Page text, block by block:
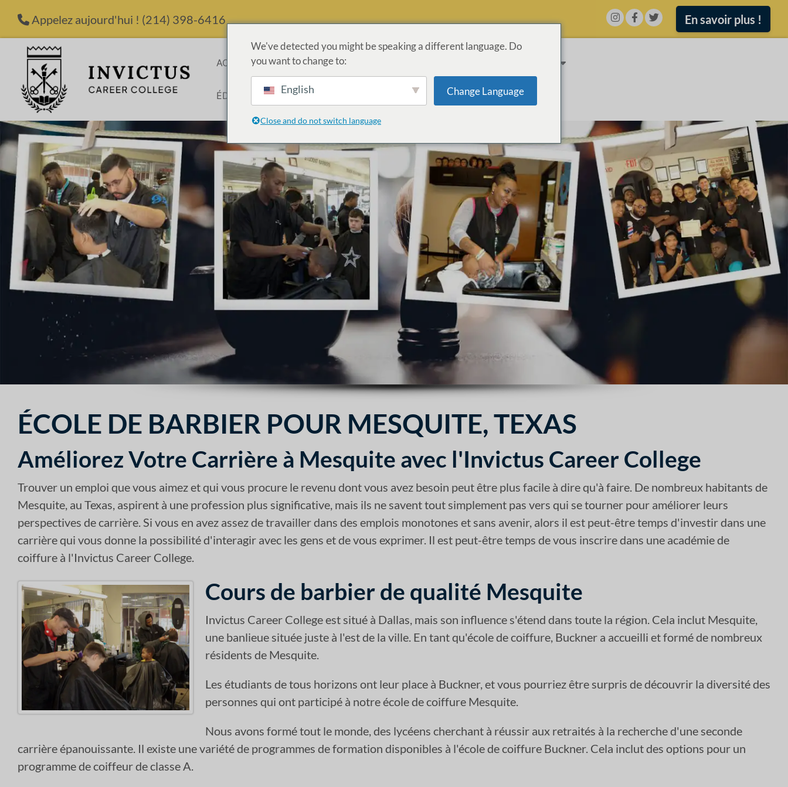
Appelez aujourd'hui ! (214) 398-6416 En savoir plus !
ACCUEIL PROGRAMMES
ÉDUCATION DES ANCIENS COMBATTANTS APPLICATION
ÉCOLE DE BARBIER POUR MESQUITE, TEXAS
Améliorez Votre Carrière à Mesquite avec l'Invictus Career College
Trouver un emploi que vous aimez et qui vous procure le revenu dont vous avez besoin peut être plus facile à dire qu'à faire. De nombreux habitants de
Mesquite, au Texas, aspirent à une profession plus significative, mais ils ne savent tout simplement pas vers qui se tourner pour améliorer leurs
perspectives de carrière. Si vous en avez assez de travailler dans des emplois monotones et sans avenir, alors il est peut-être temps d'investir dans une
carrière qui vous donne la possibilité d'interagir avec les gens et de vous exprimer. Il est peut-être temps de vous inscrire dans une académie de
coiffure à l'Invictus Career College.
Cours de barbier de qualité Mesquite
Invictus Career College est situé à Dallas, mais son influence s'étend dans toute la région. Cela inclut Mesquite,
une banlieue située juste à l'est de la ville. En tant qu'école de coiffure, Buckner a accueilli et formé de nombreux
résidents de Mesquite.
Les étudiants de tous horizons ont leur place à Buckner, et vous pourriez être surpris de découvrir la diversité des
personnes qui ont participé à notre école de coiffure Mesquite.
Nous avons formé tout le monde, des lycéens cherchant à réussir aux retraités à la recherche d'une seconde
carrière épanouissante. Il existe une variété de programmes de formation disponibles à l'école de coiffure Buckner. Cela inclut des options pour un
programme de coiffeur de classe A.
We've detected you might be speaking a different language. Do
you want to change to:
English Change Language
Close and do not switch language